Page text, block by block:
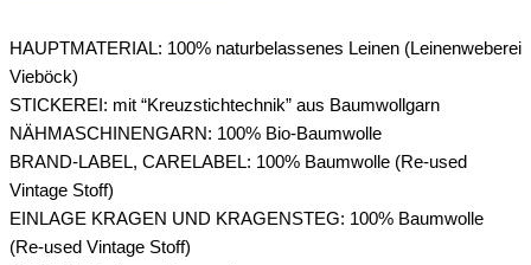
HAUPTMATERIAL: 100% naturbelassenes Leinen (Leinenweberei
Vieböck)
STICKEREI: mit “Kreuzstichtechnik” aus Baumwollgarn
NÄHMASCHINENGARN: 100% Bio-Baumwolle
BRAND-LABEL, CARELABEL: 100% Baumwolle (Re-used
Vintage Stoff)
EINLAGE KRAGEN UND KRAGENSTEG: 100% Baumwolle
(Re-used Vintage Stoff)